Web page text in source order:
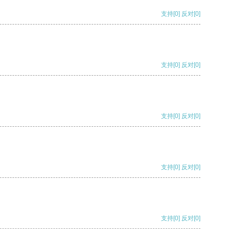
支持[0] 反对[0]
支持[0] 反对[0]
支持[0] 反对[0]
支持[0] 反对[0]
支持[0] 反对[0]